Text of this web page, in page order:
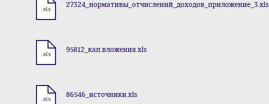
.xls 27324_нормативы_отчислений_доходов_приложение_3.xls
.xls 95812_кап.вложения.xls
.xls 86546_источники.xls